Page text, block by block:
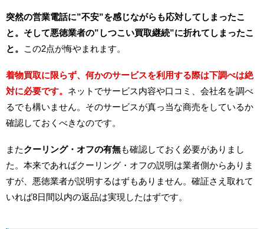
突然の営業電話に”不安”を感じながらも応対してしまったこ
と。そして悪徳業者の”しつこい買取継続”に折れてしまったこ
と。
この2点が悔やまれます。
着物買取に限らず、何かのサービスを利用する際は下調べは絶
対に必要です。 ネットでサービス内容や口コミ、会社名を調べ
るでも構いません。そのサービスが真っ当な商売をしているか
確認しておくべきなのです。
また クーリング・オフの有無も確認しておく必要がありまし
た。本来であればクーリング・オフの説明は業者側からありま
すが、悪徳業者が説明するはずもありません。確証さえ取れて
いれば8日間以内の返品は実現したはずです。